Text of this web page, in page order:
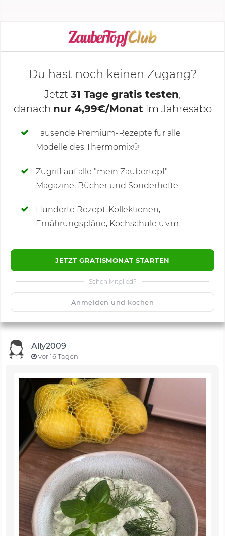
KOCHMODUS STARTEN
Deine Notizen
Du hast noch keinen Zugang?
Jetzt 31 Tage gratis testen,
danach nur 4,99€/Monat im Jahresabo
Tausende Premium-Rezepte für alle
Modelle des Thermomix®
Zugriff auf alle "mein Zaubertopf"
Magazine, Bücher und Sonderhefte.
Hunderte Rezept-Kollektionen,
Ernährungspläne, Kochschule u.v.m.
JETZT GRATISMONAT STARTEN
Schon Mitglied?
Anmelden und kochen
Kommentare(4)
🙂 1500 Speichern
Ally2009
vor 16 Tagen